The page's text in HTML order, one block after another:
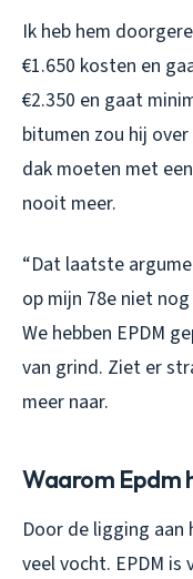
Ik heb hem
€1.650 kosten en
€2.350 en gaat
bitumen zou hij
dak moeten met
nooit meer.
“Dat laatste
op mijn 78e niet
We hebben EPDM
van grind. Ziet er
meer naar.
Waarom Epdm
Door de ligging
veel vocht. EPDM